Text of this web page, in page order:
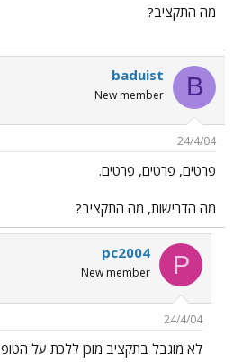
מה התקציב?
B
baduist
New member
24/4/04
פרטים, פרטים, פרטים.
מה הדרישות, מה התקציב?
P
pc2004
New member
24/4/04
לא מוגבל בתקציב מוכן ללכת על הטופ